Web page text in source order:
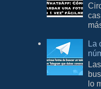
La
lo